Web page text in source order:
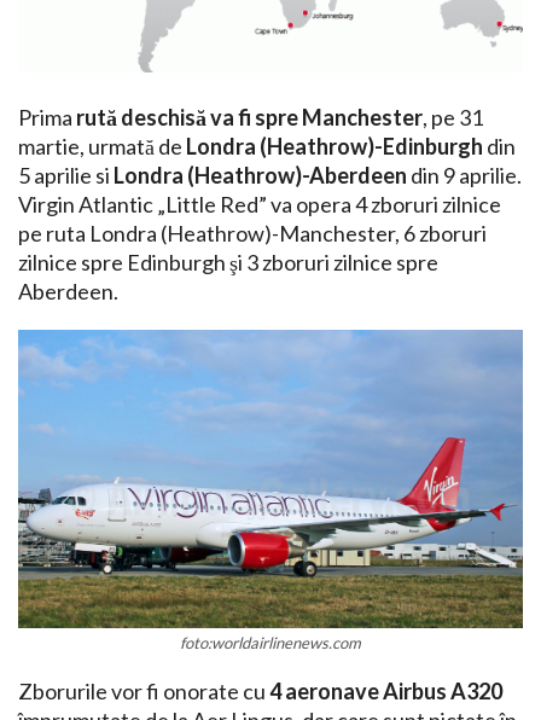
Prima rută deschisă va fi spre Manchester, pe 31
martie, urmată de Londra (Heathrow)-Edinburgh din
5 aprilie si Londra (Heathrow)-Aberdeen din 9 aprilie.
Virgin Atlantic „Little Red” va opera 4 zboruri zilnice
pe ruta Londra (Heathrow)-Manchester, 6 zboruri
zilnice spre Edinburgh şi 3 zboruri zilnice spre
Aberdeen.
foto:worldairlinenews.com
Zborurile vor fi onorate cu4 aeronave Airbus A320